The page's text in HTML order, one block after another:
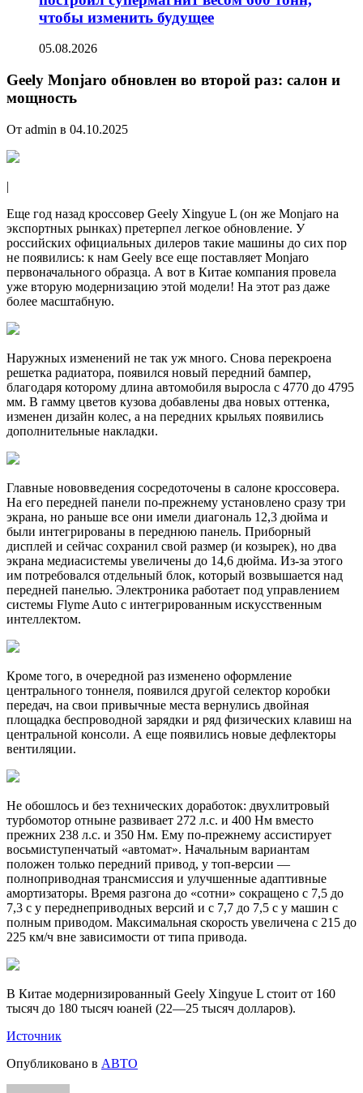
чтобы изменить будущее
05.08.2026
Geely Monjaro обновлен во второй раз: салон и
мощность
От admin в 04.10.2025
|
Еще год назад кроссовер Geely Xingyue L (он же Monjaro на
экспортных рынках) претерпел легкое обновление. У
российских официальных дилеров такие машины до сих пор
не появились: к нам Geely все еще поставляет Monjaro
первоначального образца. А вот в Китае компания провела
уже вторую модернизацию этой модели! На этот раз даже
более масштабную.
Наружных изменений не так уж много. Снова перекроена
решетка радиатора, появился новый передний бампер,
благодаря которому длина автомобиля выросла с 4770 до 4795
мм. В гамму цветов кузова добавлены два новых оттенка,
изменен дизайн колес, а на передних крыльях появились
дополнительные накладки.
Главные нововведения сосредоточены в салоне кроссовера.
На его передней панели по-прежнему установлено сразу три
экрана, но раньше все они имели диагональ 12,3 дюйма и
были интегрированы в переднюю панель. Приборный
дисплей и сейчас сохранил свой размер (и козырек), но два
экрана медиасистемы увеличены до 14,6 дюйма. Из-за этого
им потребовался отдельный блок, который возвышается над
передней панелью. Электроника работает под управлением
системы Flyme Auto с интегрированным искусственным
интеллектом.
Кроме того, в очередной раз изменено оформление
центрального тоннеля, появился другой селектор коробки
передач, на свои привычные места вернулись двойная
площадка беспроводной зарядки и ряд физических клавиш на
центральной консоли. А еще появились новые дефлекторы
вентиляции.
Не обошлось и без технических доработок: двухлитровый
турбомотор отныне развивает 272 л.с. и 400 Нм вместо
прежних 238 л.с. и 350 Нм. Ему по-прежнему ассистирует
восьмиступенчатый «автомат». Начальным вариантам
положен только передний привод, у топ-версии —
полноприводная трансмиссия и улучшенные адаптивные
амортизаторы. Время разгона до «сотни» сокращено с 7,5 до
7,3 с у переднеприводных версий и с 7,7 до 7,5 с у машин с
полным приводом. Максимальная скорость увеличена с 215 до
225 км/ч вне зависимости от типа привода.
В Китае модернизированный Geely Xingyue L стоит от 160
тысяч до 180 тысяч юаней (22—25 тысяч долларов).
Источник
Опубликовано в АВТО